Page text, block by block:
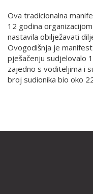
Ova tradicionalna
12 godina
nastavila obilježavati
Ovogodišnja je
pješačenju sudjelovalo
zajedno s voditeljima i
broj sudionika bio oko